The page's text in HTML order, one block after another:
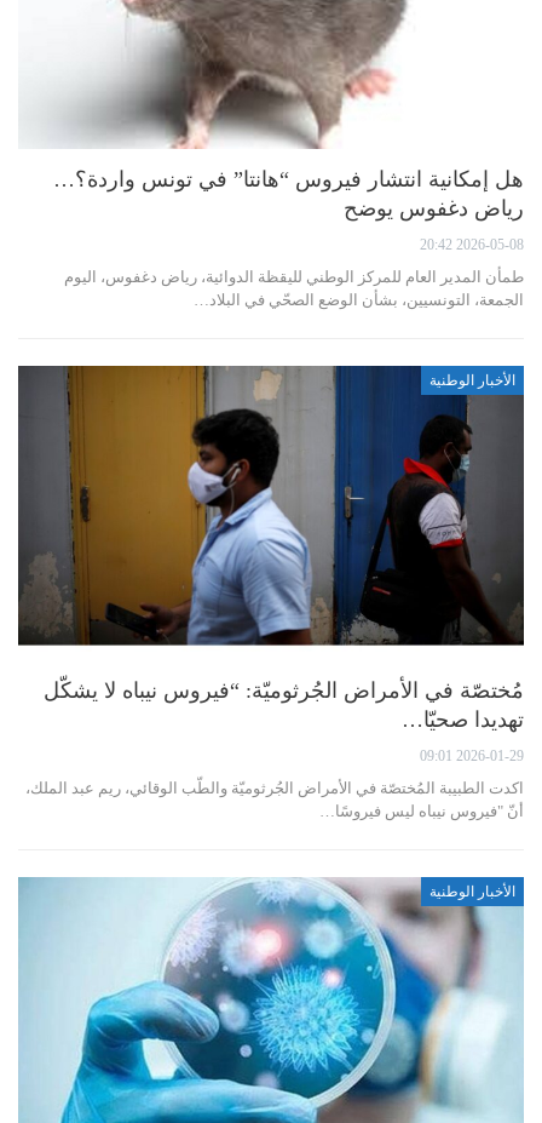
هل إمكانية انتشار فيروس “هانتا” في تونس واردة؟…
رياض دغفوس يوضح
2026-05-08 20:42
طمأن المدير العام للمركز الوطني لليقظة الدوائية، رياض دغفوس، اليوم
الجمعة، التونسيين، بشأن الوضع الصحّي في البلاد…
الأخبار الوطنية
مُختصّة في الأمراض الجُرثوميّة: “فيروس نيباه لا يشكّل
تهديدا صحيّا…
2026-01-29 09:01
اكدت الطبيبة المُختصّة في الأمراض الجُرثوميّة والطّب الوقائي، ريم عبد الملك،
أنّ "فيروس نيباه ليس فيروسًا…
الأخبار الوطنية